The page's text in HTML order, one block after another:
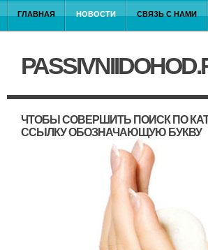
ГЛАВНАЯ НОВОСТИ СВЯЗЬ С НАМИ
ЧТОБЫ СОВЕРШИТЬ ПОИСК ПО
ССЫЛКУ ОБОЗНАЧАЮЩУЮ БУКВУ